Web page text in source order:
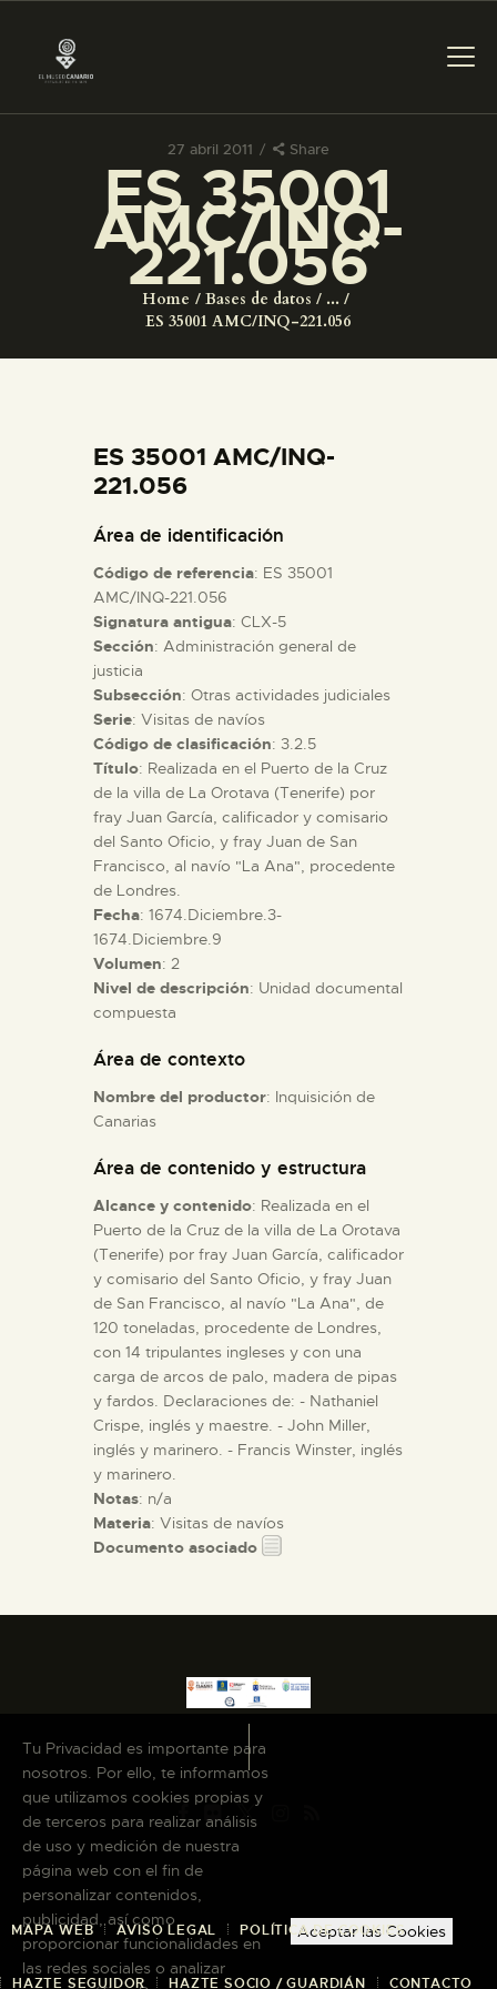
27 abril 2011 Share
ES 35001
AMC/INQ-
221.056
Home Bases de datos
...
ES 35001 AMC/INQ-221.056
PREPARAR LA VISITA
ACTIVIDADES
COLECCIONES
ESPAÑOL
PREPARAR LA VISITA
ACTIVIDADES
█
EL MUSEO
COLECCIONES
DIDÁCTICA
ESPAÑOL
ES 35001 AMC/INQ-
221.056
Área de identificación
Código de referencia: ES 35001
AMC/INQ-221.056
Signatura antigua: CLX-5
Sección: Administración general de
justicia
Subsección: Otras actividades judiciales
Serie: Visitas de navíos
Código de clasificación: 3.2.5
Título: Realizada en el Puerto de la Cruz
de la villa de La Orotava (Tenerife) por
fray Juan García, calificador y comisario
del Santo Oficio, y fray Juan de San
Francisco, al navío "La Ana", procedente
de Londres.
Fecha: 1674.Diciembre.3-
1674.Diciembre.9
Volumen: 2
Nivel de descripción: Unidad documental
compuesta
Área de contexto
Nombre del productor: Inquisición de
Canarias
Área de contenido y estructura
Alcance y contenido: Realizada en el
Puerto de la Cruz de la villa de La Orotava
(Tenerife) por fray Juan García, calificador
y comisario del Santo Oficio, y fray Juan
de San Francisco, al navío "La Ana", de
120 toneladas, procedente de Londres,
con 14 tripulantes ingleses y con una
carga de arcos de palo, madera de pipas
y fardos. Declaraciones de: - Nathaniel
Crispe, inglés y maestre. - John Miller,
inglés y marinero. - Francis Winster, inglés
y marinero.
Notas: n/a
Materia: Visitas de navíos
Documento asociado
MAPA WEB AVISO LEGAL POLÍTICA DE COOKIES
HAZTE SEGUIDOR HAZTE SOCIO / GUARDIÁN CONTACTO
Tu Privacidad es importante para
nosotros. Por ello, te informamos
que utilizamos cookies propias y
de terceros para realizar análisis
de uso y medición de nuestra
página web con el fin de
personalizar contenidos,
publicidad, así como
proporcionar funcionalidades en
las redes sociales o analizar
Aceptar las Cookies